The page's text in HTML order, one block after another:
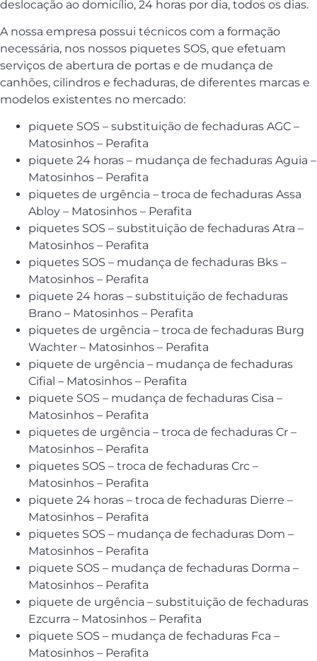
deslocação ao domicílio, 24 horas por dia, todos os dias.
A nossa empresa possui técnicos com a formação
necessária, nos nossos piquetes SOS, que efetuam
serviços de abertura de portas e de mudança de
canhões, cilindros e fechaduras, de diferentes marcas e
modelos existentes no mercado:
piquete SOS – substituição de fechaduras AGC –
Matosinhos – Perafita
piquete 24 horas – mudança de fechaduras Aguia –
Matosinhos – Perafita
piquetes de urgência – troca de fechaduras Assa
Abloy – Matosinhos – Perafita
piquetes SOS – substituição de fechaduras Atra –
Matosinhos – Perafita
piquetes SOS – mudança de fechaduras Bks –
Matosinhos – Perafita
piquete 24 horas – substituição de fechaduras
Brano – Matosinhos – Perafita
piquetes de urgência – troca de fechaduras Burg
Wachter – Matosinhos – Perafita
piquete de urgência – mudança de fechaduras
Cifial – Matosinhos – Perafita
piquete SOS – mudança de fechaduras Cisa –
Matosinhos – Perafita
piquetes de urgência – troca de fechaduras Cr –
Matosinhos – Perafita
piquetes SOS – troca de fechaduras Crc –
Matosinhos – Perafita
piquete 24 horas – troca de fechaduras Dierre –
Matosinhos – Perafita
piquetes SOS – mudança de fechaduras Dom –
Matosinhos – Perafita
piquete SOS – mudança de fechaduras Dorma –
Matosinhos – Perafita
piquete de urgência – substituição de fechaduras
Ezcurra – Matosinhos – Perafita
piquete SOS – mudança de fechaduras Fca –
Matosinhos – Perafita